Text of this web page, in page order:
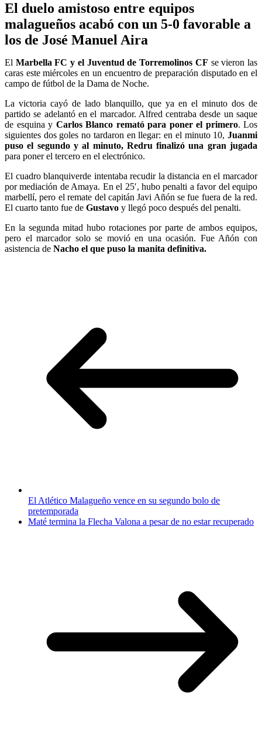
El duelo amistoso entre equipos
malagueños acabó con un 5-0 favorable a
los de José Manuel Aira
El Marbella FC y el Juventud de Torremolinos CF se vieron las
caras este miércoles en un encuentro de preparación disputado en el
campo de fútbol de la Dama de Noche.
La victoria cayó de lado blanquillo, que ya en el minuto dos de
partido se adelantó en el marcador. Alfred centraba desde un saque
de esquina y Carlos Blanco remató para poner el primero. Los
siguientes dos goles no tardaron en llegar: en el minuto 10, Juanmi
puso el segundo y al minuto, Redru finalizó una gran jugada
para poner el tercero en el electrónico.
El cuadro blanquiverde intentaba recudir la distancia en el marcador
por mediación de Amaya. En el 25′, hubo penalti a favor del equipo
marbellí, pero el remate del capitán Javi Añón se fue fuera de la red.
El cuarto tanto fue de Gustavo y llegó poco después del penalti.
En la segunda mitad hubo rotaciones por parte de ambos equipos,
pero el marcador solo se movió en una ocasión. Fue Añón con
asistencia de Nacho el que puso la manita definitiva.
El Atlético Malagueño vence en su segundo bolo de
pretemporada
Maté termina la Flecha Valona a pesar de no estar recuperado